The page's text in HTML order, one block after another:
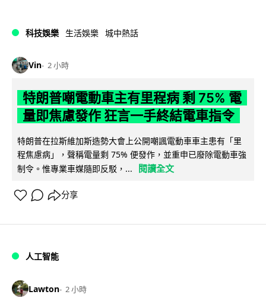
科技娛樂 生活娛樂 城中熱話
Vin 2 小時
特朗普嘲電動車主有里程病 剩 75% 電
量即焦慮發作 狂言一手終結電車指令
特朗普在拉斯維加斯造勢大會上公開嘲諷電動車車主患有「里
程焦慮病」，聲稱電量剩 75% 便發作，並重申已廢除電動車強
制令。惟專業車媒隨即反駁，...
閱讀全文
分享
人工智能
Lawton 2 小時